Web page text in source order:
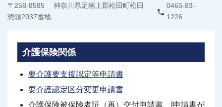
〒258-8585 神奈川県足柄上郡松田町松田
惣領2037番地
0465-83-
1226
介護保険関係
要介護要支援認定等申請書
要介護認定区分変更申請書
介護保険被保険者証（再）交付申請書 [申請書が